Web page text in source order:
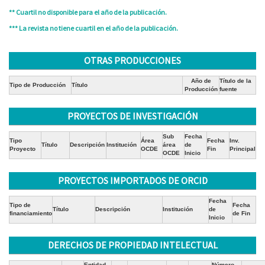
** Cuartil no disponible para el año de la publicación.
*** La revista no tiene cuartil en el año de la publicación.
OTRAS PRODUCCIONES
Tipo de Producción Título
Año de
Producción
Título de la
fuente
PROYECTOS DE INVESTIGACIÓN
Tipo
Proyecto
Título Descripción Institución
Área
OCDE
Sub
área
OCDE
Fecha
de
Inicio
Fecha
Fin
Inv.
Principal
PROYECTOS IMPORTADOS DE ORCID
Tipo de
financiamiento
Título Descripción Institución
Fecha
de
Inicio
Fecha
de Fin
DERECHOS DE PROPIEDAD INTELECTUAL